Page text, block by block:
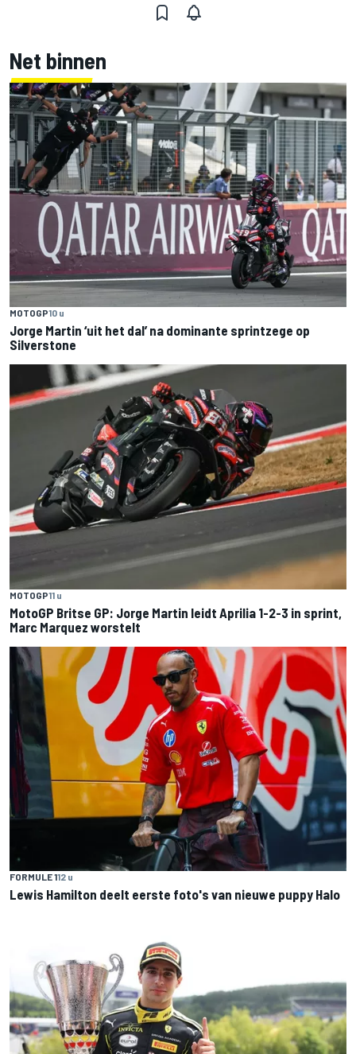
Net binnen
MOTOGP10 u
Jorge Martin ‘uit het dal’ na dominante sprintzege op
Silverstone
MOTOGP11 u
MotoGP Britse GP: Jorge Martin leidt Aprilia 1-2-3 in sprint,
Marc Marquez worstelt
FORMULE 112 u
Lewis Hamilton deelt eerste foto's van nieuwe puppy Halo